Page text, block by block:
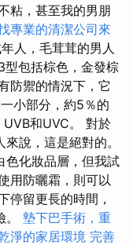
粘，甚至我的男朋
專業的清潔公司來
人，毛茸茸的男人
包括棕色，金發棕
防禦的情況下，它
小部分，約5％的
和UVC。 對於
說，這是絕對的。
色化妝品層，但我試
用防曬霜，則可以
停留更長的時間，
墊下巴手術，重
淨的家居環境 完善